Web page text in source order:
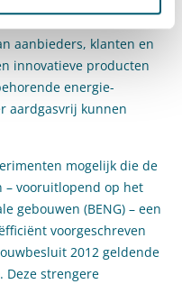
aanbieders, klanten en
innovatieve producten
energie-
aardgasvrij kunnen
mogelijk die de
– vooruitlopend op het
gebouwen (BENG) – een
voorgeschreven
2012 geldende
Deze strengere